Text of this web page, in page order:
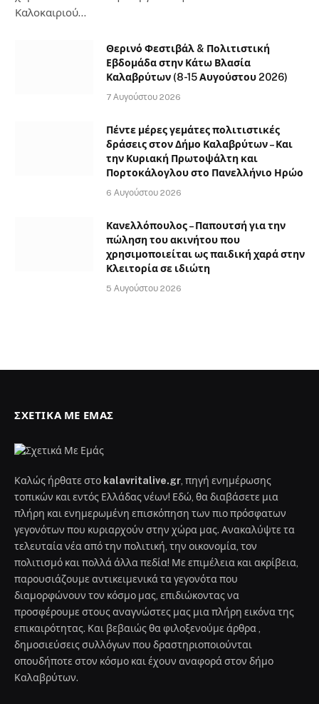
Καλοκαιριού…
Θερινό Φεστιβάλ & Πολιτιστική
Εβδομάδα στην Κάτω Βλασία
Καλαβρύτων (8-15 Αυγούστου 2026)
7 Αυγούστου 2026
Πέντε μέρες γεμάτες πολιτιστικές
δράσεις στον Δήμο Καλαβρύτων – Και
την Κυριακή Πρωτοψάλτη και
Πορτοκάλογλου στο Πανελλήνιο Ηρώο
6 Αυγούστου 2026
Κανελλόπουλος – Παπουτσή για την
πώληση του ακινήτου που
χρησιμοποιείται ως παιδική χαρά στην
Κλειτορία σε ιδιώτη
5 Αυγούστου 2026
ΣΧΕΤΙΚΆ ΜΕ ΕΜΆΣ
Καλώς ήρθατε στο kalavritalive.gr , πηγή ενημέρωσης
τοπικών και εντός Ελλάδας νέων! Εδώ, θα διαβάσετε μια
πλήρη και ενημερωμένη επισκόπηση των πιο πρόσφατων
γεγονότων που κυριαρχούν στην χώρα μας. Ανακαλύψτε τα
τελευταία νέα από την πολιτική, την οικονομία, τον
πολιτισμό και πολλά άλλα πεδία! Με επιμέλεια και ακρίβεια,
παρουσιάζουμε αντικειμενικά τα γεγονότα που
διαμορφώνουν τον κόσμο μας, επιδιώκοντας να
προσφέρουμε στους αναγνώστες μας μια πλήρη εικόνα της
επικαιρότητας. Και βεβαιώς θα φιλοξενούμε άρθρα ,
δημοσιεύσεις συλλόγων που δραστηριοποιούνται
οπουδήποτε στον κόσμο και έχουν αναφορά στον δήμο
Καλαβρύτων.